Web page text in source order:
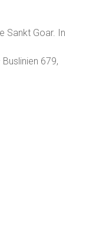
Sankt Goar. In
Buslinien 679,